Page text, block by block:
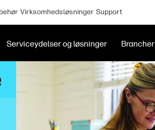
Virksomhedsløsninger Support
Serviceydelser og løsninger Brancher